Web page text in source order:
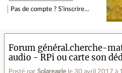
Pas de compte ? S’inscrire…
Forum général.cherche-
audio - RPi ou carte son
Posté par Solareagle le 30 avril 2017 à